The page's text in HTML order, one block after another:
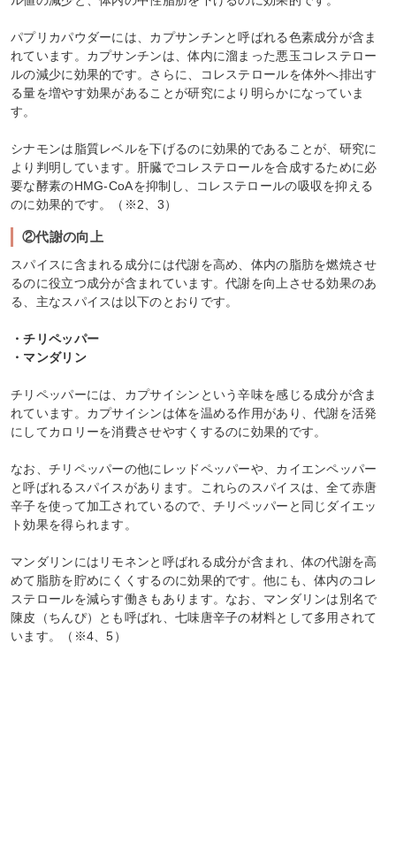
パプリカパウダーには、カプサンチンと呼ばれる色素成分が含ま
れています。カプサンチンは、体内に溜まった悪玉コレステロー
ルの減少に効果的です。さらに、コレステロールを体外へ排出す
る量を増やす効果があることが研究により明らかになっていま
す。
シナモンは脂質レベルを下げるのに効果的であることが、研究に
より判明しています。肝臓でコレステロールを合成するために必
要な酵素のHMG-CoAを抑制し、コレステロールの吸収を抑える
のに効果的です。（※2、3）
②代謝の向上
スパイスに含まれる成分には代謝を高め、体内の脂肪を燃焼させ
るのに役立つ成分が含まれています。代謝を向上させる効果のあ
る、主なスパイスは以下のとおりです。
・チリペッパー
・マンダリン
チリペッパーには、カプサイシンという辛味を感じる成分が含ま
れています。カプサイシンは体を温める作用があり、代謝を活発
にしてカロリーを消費させやすくするのに効果的です。
なお、チリペッパーの他にレッドペッパーや、カイエンペッパー
と呼ばれるスパイスがあります。これらのスパイスは、全て赤唐
辛子を使って加工されているので、チリペッパーと同じダイエッ
ト効果を得られます。
マンダリンにはリモネンと呼ばれる成分が含まれ、体の代謝を高
めて脂肪を貯めにくくするのに効果的です。他にも、体内のコレ
ステロールを減らす働きもあります。なお、マンダリンは別名で
陳皮（ちんぴ）とも呼ばれ、七味唐辛子の材料として多用されて
います。（※4、5）